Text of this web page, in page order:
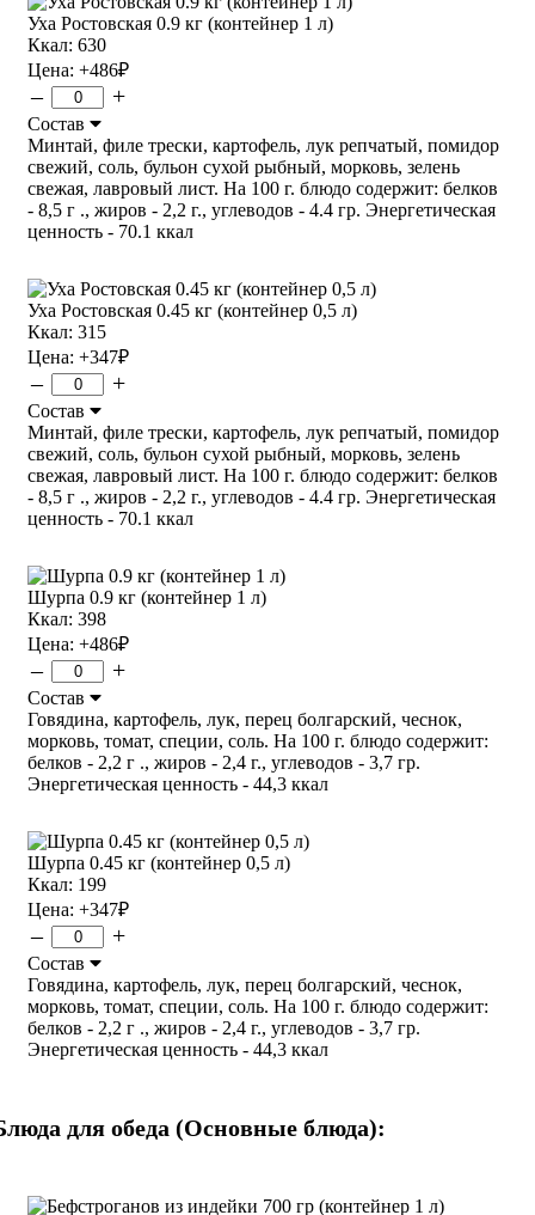
Уха Ростовская 0.9 кг (контейнер 1 л)
Ккал: 630
Цена: +486₽
– +
Состав
Минтай, филе трески, картофель, лук репчатый, помидор
свежий, соль, бульон сухой рыбный, морковь, зелень
свежая, лавровый лист. На 100 г. блюдо содержит: белков
- 8,5 г ., жиров - 2,2 г., углеводов - 4.4 гр. Энергетическая
ценность - 70.1 ккал
Уха Ростовская 0.45 кг (контейнер 0,5 л)
Ккал: 315
Цена: +347₽
– +
Состав
Минтай, филе трески, картофель, лук репчатый, помидор
свежий, соль, бульон сухой рыбный, морковь, зелень
свежая, лавровый лист. На 100 г. блюдо содержит: белков
- 8,5 г ., жиров - 2,2 г., углеводов - 4.4 гр. Энергетическая
ценность - 70.1 ккал
Шурпа 0.9 кг (контейнер 1 л)
Ккал: 398
Цена: +486₽
– +
Состав
Говядина, картофель, лук, перец болгарский, чеснок,
морковь, томат, специи, соль. На 100 г. блюдо содержит:
белков - 2,2 г ., жиров - 2,4 г., углеводов - 3,7 гр.
Энергетическая ценность - 44,3 ккал
Шурпа 0.45 кг (контейнер 0,5 л)
Ккал: 199
Цена: +347₽
– +
Состав
Говядина, картофель, лук, перец болгарский, чеснок,
морковь, томат, специи, соль. На 100 г. блюдо содержит:
белков - 2,2 г ., жиров - 2,4 г., углеводов - 3,7 гр.
Энергетическая ценность - 44,3 ккал
для обеда (Основные блюда):